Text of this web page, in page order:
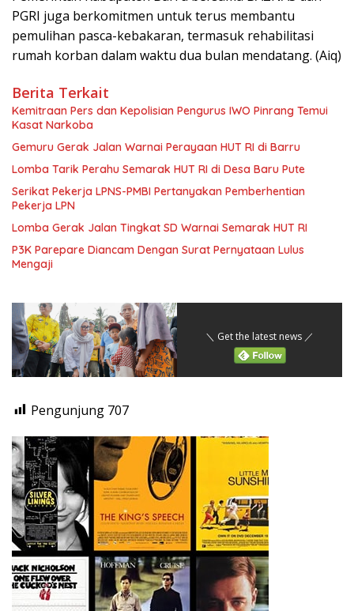
PGRI juga berkomitmen untuk terus membantu
pemulihan pasca-kebakaran, termasuk rehabilitasi
rumah korban dalam waktu dua bulan mendatang. (Aiq)
Berita Terkait
Kemitraan Pers dan Kepolisian Pengurus IWO Pinrang Temui
Kasat Narkoba
Gemuru Gerak Jalan Warnai Perayaan HUT RI di Barru
Lomba Tarik Perahu Semarak HUT RI di Desa Baru Pute
Serikat Pekerja LPNS-PMBI Pertanyakan Pemberhentian
Pekerja LPN
Lomba Gerak Jalan Tingkat SD Warnai Semarak HUT RI
P3K Parepare Diancam Dengan Surat Pernyataan Lulus
Mengaji
＼ Get the latest news ／
Pengunjung 707